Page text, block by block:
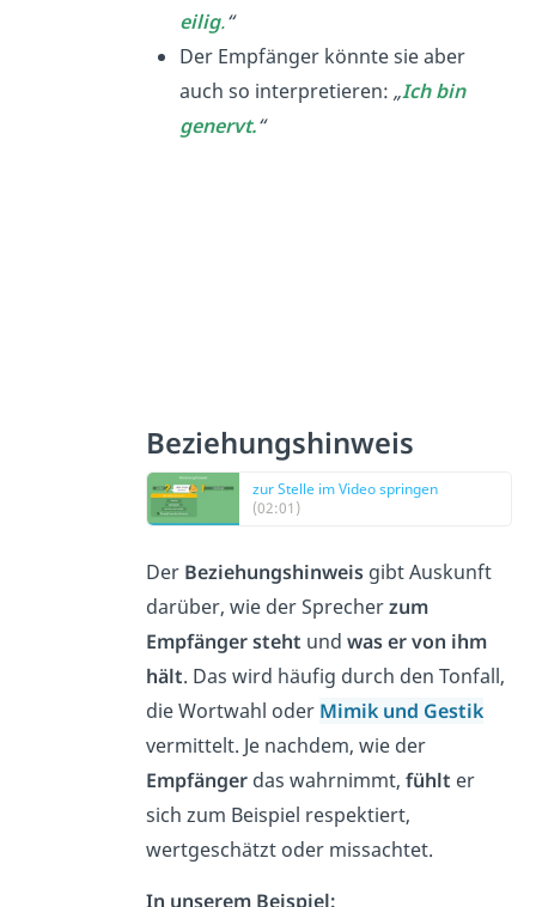
eilig.“
Der Empfänger könnte sie aber
auch so interpretieren: „Ich bin
genervt.“
Beziehungshinweis
zur Stelle im Video springen
(02:01)
Der Beziehungshinweisgibt Auskunft
darüber, wie der Sprecherzum
Empfänger steht und was er von ihm
hält. Das wird häufig durch den Tonfall,
die Wortwahl oder Mimik und Gestik
vermittelt. Je nachdem, wie der
Empfängerdas wahrnimmt, fühlt er
sich zum Beispiel respektiert,
wertgeschätzt oder missachtet.
In unserem Beispiel: